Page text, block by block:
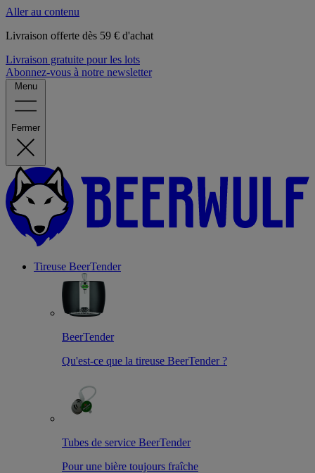
Aller au contenu
Livraison offerte dès 59 € d'achat
Livraison gratuite pour les lots
Abonnez-vous à notre newsletter
Menu
Fermer
Tireuse BeerTender
BeerTender
Qu'est-ce que la tireuse BeerTender ?
Tubes de service BeerTender
Pour une bière toujours fraîche